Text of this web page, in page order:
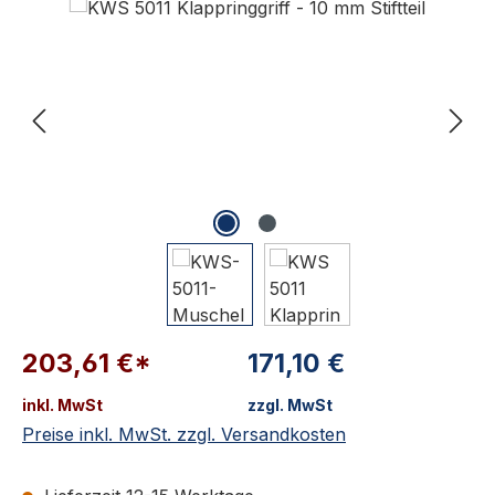
203,61 €*
inkl. MwSt
171,10 €
zzgl. MwSt
Preise inkl. MwSt. zzgl. Versandkosten